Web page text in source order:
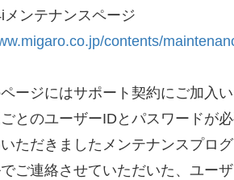
メンテナンスページ
contents/
ージにはサポート契約にご加入
とのユーザーIDとパスワードが必
ただきましたメンテナンスプロ
ご連絡させていただいた、ユー